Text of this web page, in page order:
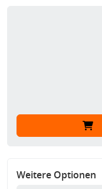
Weitere Optionen